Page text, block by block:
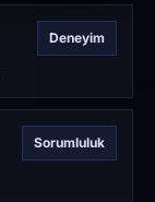
Deneyim
Sorumluluk